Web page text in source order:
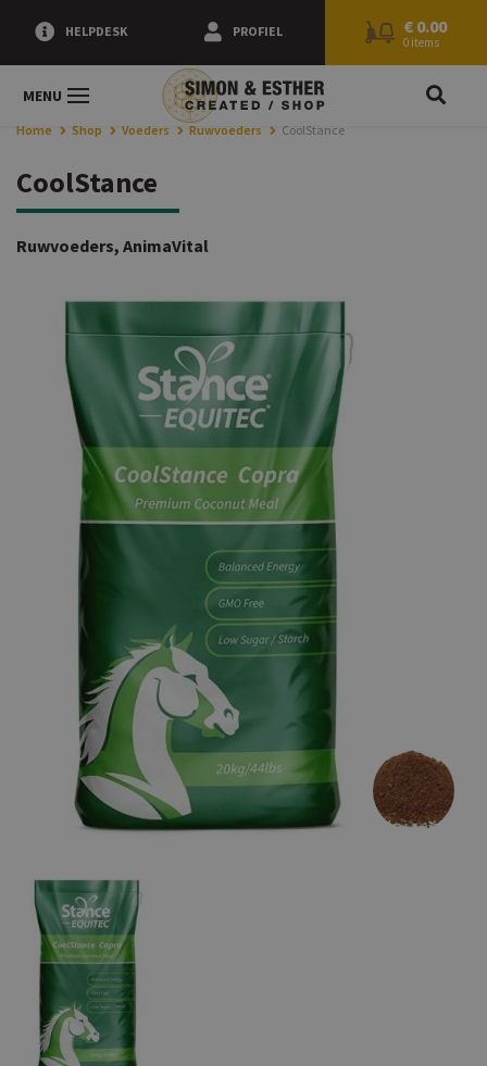
HELPDESK PROFIEL € 0.00
0 items
MENU
Home Shop Voeders Ruwvoeders CoolStance
CoolStance
Ruwvoeders, AnimaVital